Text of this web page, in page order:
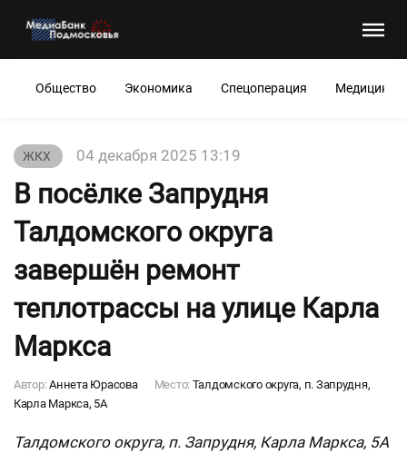
Общество Экономика Спецоперация Медицина
ЖКХ 04 декабря 2025 13:19
В посёлке Запрудня
Талдомского округа
завершён ремонт
теплотрассы на улице Карла
Маркса
Автор:Аннета Юрасова Место: Талдомского округа, п. Запрудня,
Карла Маркса, 5А
Талдомского округа, п. Запрудня, Карла Маркса, 5А